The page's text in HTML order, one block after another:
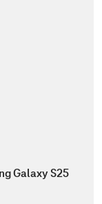
Galaxy S25